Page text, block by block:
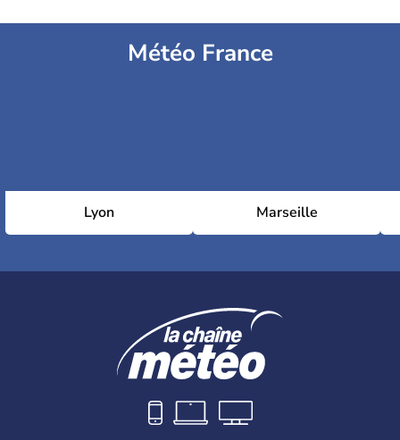
Météo France
Lyon Marseille